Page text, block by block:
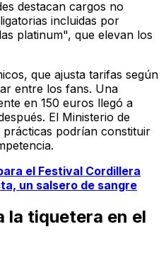
destacan cargos no
incluidas por
platinum", que elevan los
que ajusta tarifas según
entre los fans. Una
en 150 euros llegó a
El Ministerio de
prácticas podrían constituir
el Festival Cordillera
un salsero de sangre
la tiquetera en el